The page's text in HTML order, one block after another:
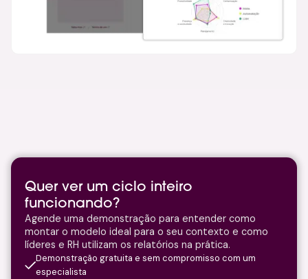
Quer ver um ciclo inteiro
funcionando?
Agende uma demonstração para entender como
montar o modelo ideal para o seu contexto e como
líderes e RH utilizam os relatórios na prática.
Demonstração gratuita e sem compromisso com um
especialista